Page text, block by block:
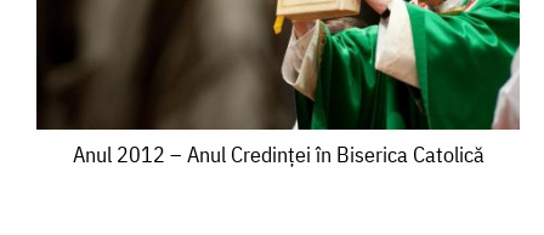
AnulAnul 2012 – Anul Credinţei în Biserica Catolică